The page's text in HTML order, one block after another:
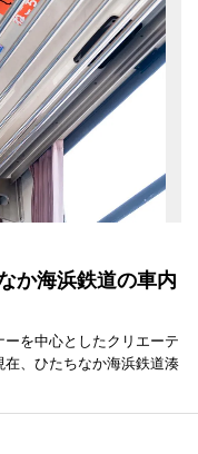
か海浜鉄道の車内
を中心としたクリエーテ
在、ひたちなか海浜鉄道湊